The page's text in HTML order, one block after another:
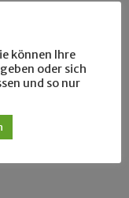
können Ihre
oder sich
und so nur